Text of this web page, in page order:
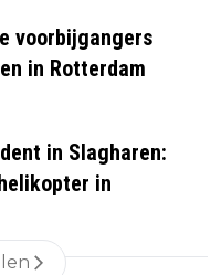
voorbijgangers
in Rotterdam
in Slagharen:
in